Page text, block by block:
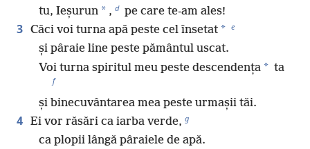
tu, Ieșurun * , d pe care te-am ales!
3 Căci voi turna apă peste cel însetat * e
și pâraie line peste pământul uscat.
Voi turna spiritul meu peste descendența * ta
f
și binecuvântarea mea peste urmașii tăi.
4 Ei vor răsări ca iarba verde, g
ca plopii lângă pâraiele de apă.